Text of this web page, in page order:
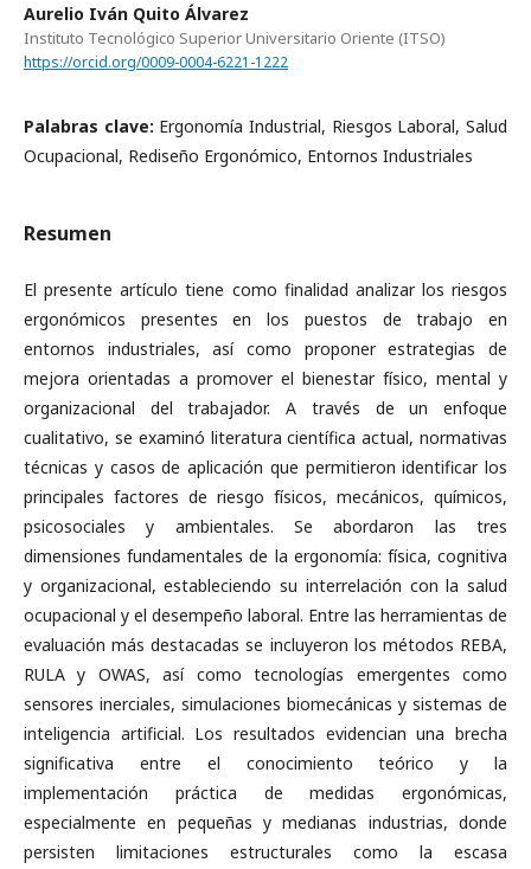
Aurelio Iván Quito Álvarez
Instituto Tecnológico Superior Universitario Oriente (ITSO)
https://orcid.org/0009-0004-6221-1222
Palabras clave: Ergonomía Industrial, Riesgos Laboral, Salud
Ocupacional, Rediseño Ergonómico, Entornos Industriales
Resumen
El presente artículo tiene como finalidad analizar los riesgos
ergonómicos presentes en los puestos de trabajo en
entornos industriales, así como proponer estrategias de
mejora orientadas a promover el bienestar físico, mental y
organizacional del trabajador. A través de un enfoque
cualitativo, se examinó literatura científica actual, normativas
técnicas y casos de aplicación que permitieron identificar los
principales factores de riesgo físicos, mecánicos, químicos,
psicosociales y ambientales. Se abordaron las tres
dimensiones fundamentales de la ergonomía: física, cognitiva
y organizacional, estableciendo su interrelación con la salud
ocupacional y el desempeño laboral. Entre las herramientas de
evaluación más destacadas se incluyeron los métodos REBA,
RULA y OWAS, así como tecnologías emergentes como
sensores inerciales, simulaciones biomecánicas y sistemas de
inteligencia artificial. Los resultados evidencian una brecha
significativa entre el conocimiento teórico y la
implementación práctica de medidas ergonómicas,
especialmente en pequeñas y medianas industrias, donde
persisten limitaciones estructurales como la escasa